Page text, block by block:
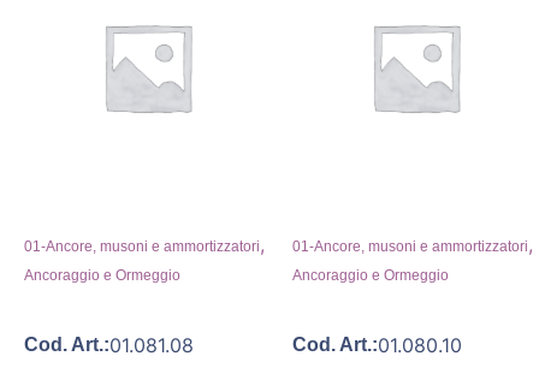
01-Ancore, musoni e ammortizzatori,
Ancoraggio e Ormeggio
Cod. Art.:01.081.08
01-Ancore, musoni e ammortizzatori,
Ancoraggio e Ormeggio
Cod. Art.:01.080.10